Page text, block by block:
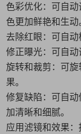
色彩优化：可自
色更加鲜艳和生动
去除红眼：可自动
修正曝光：可自动
旋转和裁剪：可
果。
修复缺陷：可自
加清晰和细腻。
应用滤镜和效果